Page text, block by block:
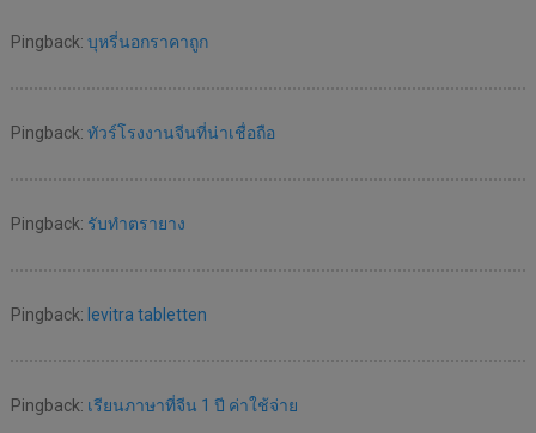
Pingback: บุหรี่นอกราคาถูก
Pingback: ทัวร์โรงงานจีนที่น่าเชื่อถือ
Pingback: รับทำตรายาง
Pingback: levitra tabletten
Pingback: เรียนภาษาที่จีน 1 ปี ค่าใช้จ่าย